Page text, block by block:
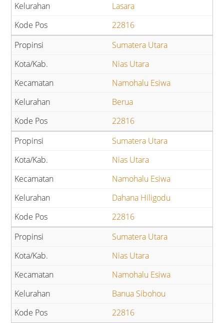
Lasara
22816
Sumatera Utara
Nias Utara
Namohalu Esiwa
Berua
22816
Sumatera Utara
Nias Utara
Namohalu Esiwa
Dahana Hiligodu
22816
Sumatera Utara
Nias Utara
Namohalu Esiwa
Banua Sibohou
22816